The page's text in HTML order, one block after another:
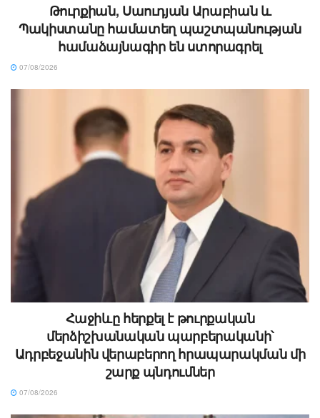
Թուրքիան, Սաուդյան Արաբիան և
Պակիստանը համատեղ պաշտպանության
համաձայնագիր են ստորագրել
07/08/2026
Հաջիևը հերքել է թուրքական
մերձիշխանական պարբերականի՝
Ադրբեջանին վերաբերող հրապարակման մի
շարք պնդումներ
07/08/2026